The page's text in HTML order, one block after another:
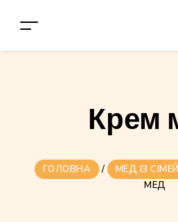
Крем
ГОЛОВНА / МЕД ІЗ
МЕД